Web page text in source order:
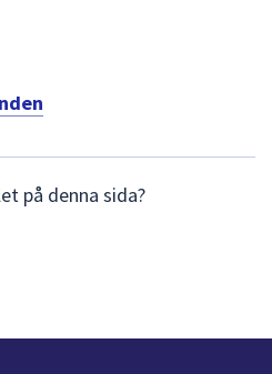
på denna sida?